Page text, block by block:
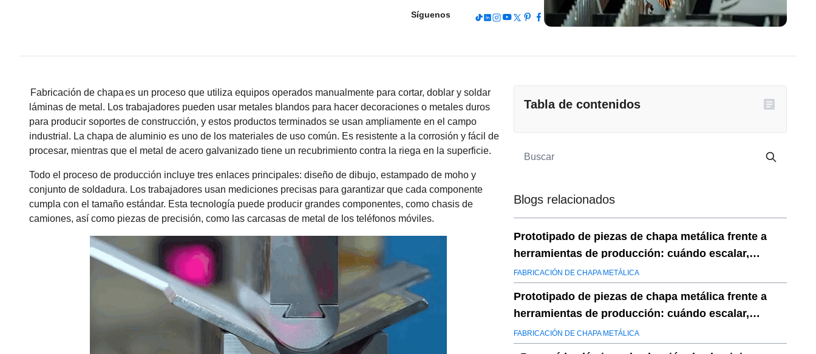
Síguenos
Fabricación de chapaes un proceso que utiliza equipos operados manualmente para cortar, doblar y soldar
láminas de metal. Los trabajadores pueden usar metales blandos para hacer decoraciones o metales duros
para producir soportes de construcción, y estos productos terminados se usan ampliamente en el campo
industrial. La chapa de aluminio es uno de los materiales de uso común. Es resistente a la corrosión y fácil de
procesar, mientras que el metal de acero galvanizado tiene un recubrimiento contra la riega en la superficie.
Todo el proceso de producción incluye tres enlaces principales: diseño de dibujo, estampado de moho y
conjunto de soldadura. Los trabajadores usan mediciones precisas para garantizar que cada componente
cumpla con el tamaño estándar. Esta tecnología puede producir grandes componentes, como chasis de
camiones, así como piezas de precisión, como las carcasas de metal de los teléfonos móviles.
Tabla de contenidos
Blogs relacionados
Prototipado de piezas de chapa metálica frente a
herramientas de producción: cuándo escalar,
tolerancia y DFM
FABRICACIÓN DE CHAPA METÁLICA
Prototipado de piezas de chapa metálica frente a
herramientas de producción: cuándo escalar,
tolerancia y DFM
FABRICACIÓN DE CHAPA METÁLICA